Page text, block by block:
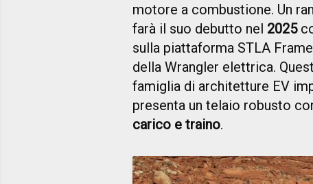
motore a combustione. Un
farà il suo debutto nel 2025
sulla piattaforma STLA
della Wrangler elettrica.
famiglia di architetture EV
presenta un telaio robusto
carico e traino.